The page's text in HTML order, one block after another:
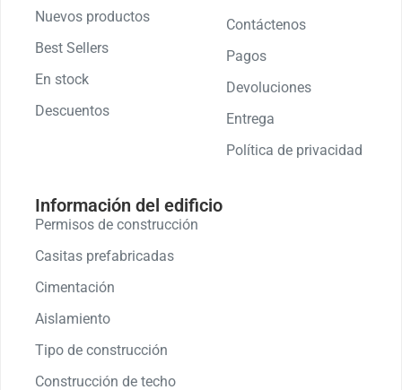
Nuevos productos
Best Sellers
En stock
Descuentos
Contáctenos
Pagos
Devoluciones
Entrega
Política de privacidad
Información del edificio
Permisos de construcción
Casitas prefabricadas
Cimentación
Aislamiento
Tipo de construcción
Construcción de techo